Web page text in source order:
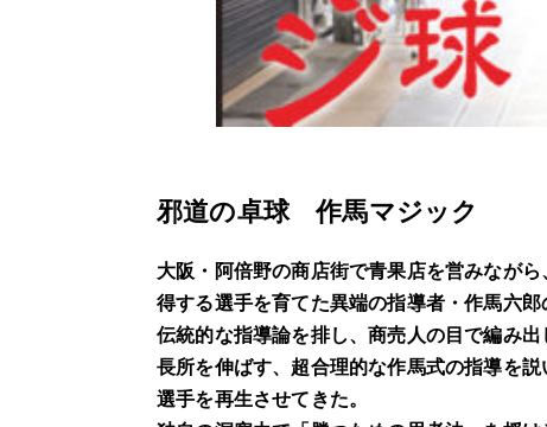
邪道の卓球 作馬マジック
大阪・阿倍野の商店街で青果店を営みなが
得する選手を育てた異端の指導者・作馬六郎
伝統的な指導論を排し、商売人の目で編み
長所を伸ばす、超合理的な作馬式の指導を
選手を再生させてきた。